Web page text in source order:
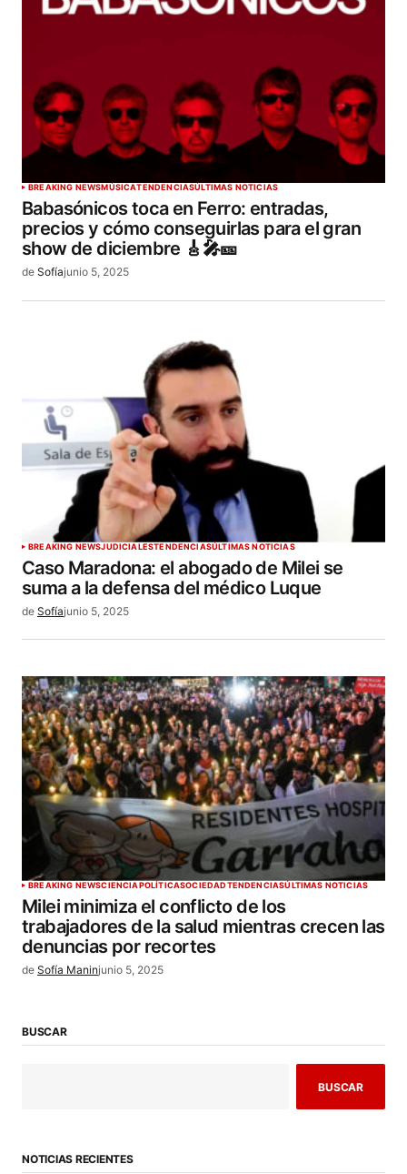
BREAKING NEWSMÚSICATENDENCIASÚLTIMAS NOTICIAS
Babasónicos toca en Ferro: entradas,
precios y cómo conseguirlas para el gran
show de diciembre 🎸🎤🎫
de Sofíajunio 5, 2025
BREAKING NEWSJUDICIALESTENDENCIASÚLTIMAS NOTICIAS
Caso Maradona: el abogado de Milei se
suma a la defensa del médico Luque
de Sofíajunio 5, 2025
BREAKING NEWSCIENCIAPOLÍTICASOCIEDADTENDENCIASÚLTIMAS NOTICIAS
Milei minimiza el conflicto de los
trabajadores de la salud mientras crecen las
denuncias por recortes
de Sofía Maninjunio 5, 2025
BUSCAR
BUSCAR
NOTICIAS RECIENTES